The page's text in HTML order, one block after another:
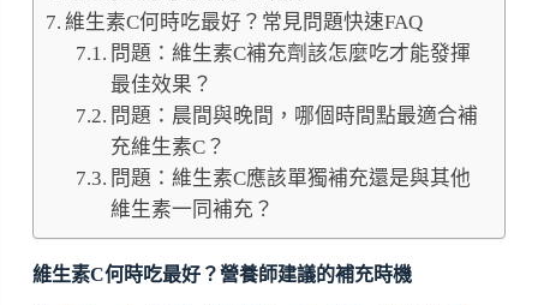
維生素C何時吃最好？常見問題快速FAQ
問題：維生素C補充劑該怎麼吃才能發揮
最佳效果？
問題：晨間與晚間，哪個時間點最適合補
充維生素C？
問題：維生素C應該單獨補充還是與其他
維生素一同補充？
維生素C何時吃最好？營養師建議的補充時機